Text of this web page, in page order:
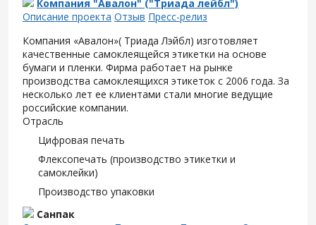
Компания "Авалон" ("Триада лейбл")
Описание проекта Отзыв Пресс-релиз
Компания «Авалон»( Триада Лэйбл) изготовляет
качественные самоклеящейся этикетки на основе
бумаги и пленки. Фирма работает на рынке
производства самоклеящихся этикеток с 2006 года. За
несколько лет ее клиентами стали многие ведущие
российские компании.
Отрасль
Цифровая печать
Флексопечать (производство этикетки и
самоклейки)
Производство упаковки
Санпак